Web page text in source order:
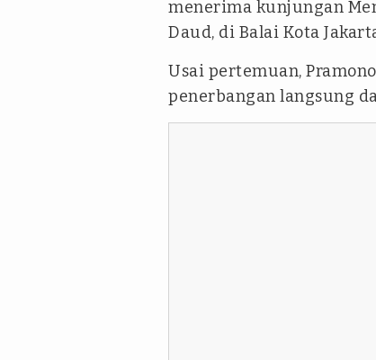
menerima kunjungan
Daud, di Balai Kota
Usai pertemuan,
penerbangan langsung